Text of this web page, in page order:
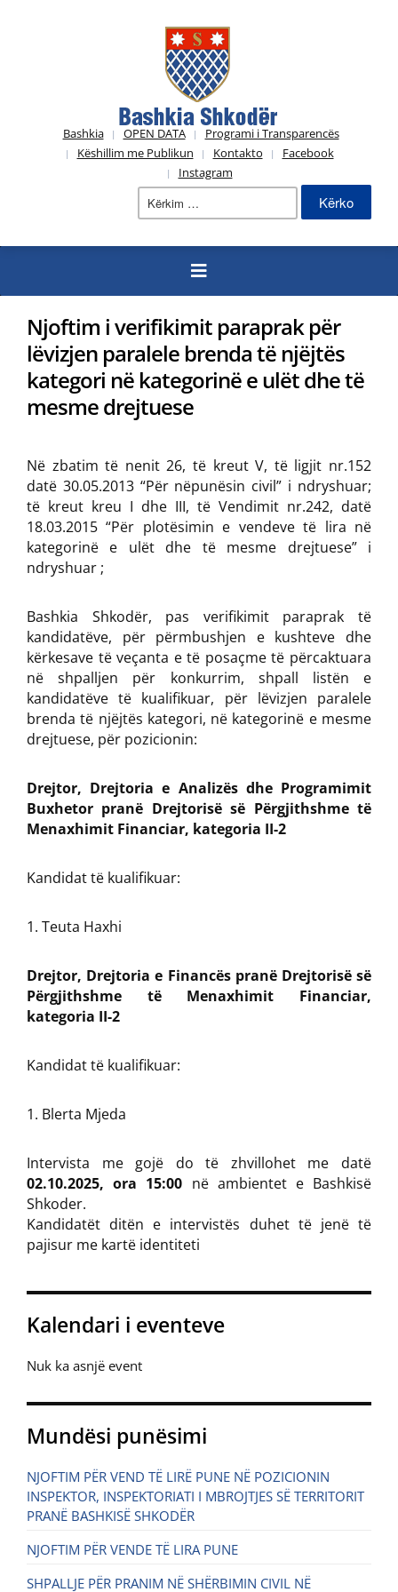
Bashkia OPEN DATA
Programi i Transparencës
Këshillim me Publikun
Kontakto
Facebook
Instagram
Kërko
Njoftim i verifikimit paraprak për
lëvizjen paralele brenda të njëjtës
kategori në kategorinë e ulët dhe të
mesme drejtuese
Në zbatim të nenit 26, të kreut V, të ligjit nr.152
datë 30.05.2013 “Për nëpunësin civil” i ndryshuar;
të kreut kreu I dhe III, të Vendimit nr.242, datë
18.03.2015 “Për plotësimin e vendeve të lira në
kategorinë e ulët dhe të mesme drejtuese” i
ndryshuar ;
Bashkia Shkodër, pas verifikimit paraprak të
kandidatëve, për përmbushjen e kushteve dhe
kërkesave të veçanta e të posaçme të përcaktuara
në shpalljen për konkurrim, shpall listën e
kandidatëve të kualifikuar, për lëvizjen paralele
brenda të njëjtës kategori, në kategorinë e mesme
drejtuese, për pozicionin:
Drejtor, Drejtoria e Analizës dhe Programimit
Buxhetor pranë Drejtorisë së Përgjithshme të
Menaxhimit Financiar, kategoria II-2
Kandidat të kualifikuar:
Teuta Haxhi
Drejtor, Drejtoria e Financës pranë Drejtorisë së
Përgjithshme të Menaxhimit Financiar,
kategoria II-2
Kandidat të kualifikuar:
Blerta Mjeda
Intervista me gojë do të zhvillohet me datë
02.10.2025, ora 15:00 në ambientet e Bashkisë
Shkoder.
Kandidatët ditën e intervistës duhet të jenë të
pajisur me kartë identiteti
Kalendari i eventeve
Nuk ka asnjë event
Mundësi punësimi
NJOFTIM PËR VEND TË LIRË PUNE NË POZICIONIN
INSPEKTOR, INSPEKTORIATI I MBROJTJES SË TERRITORIT
PRANË BASHKISË SHKODËR
NJOFTIM PËR VENDE TË LIRA PUNE
SHPALLJE PËR PRANIM NË SHËRBIMIN CIVIL NË